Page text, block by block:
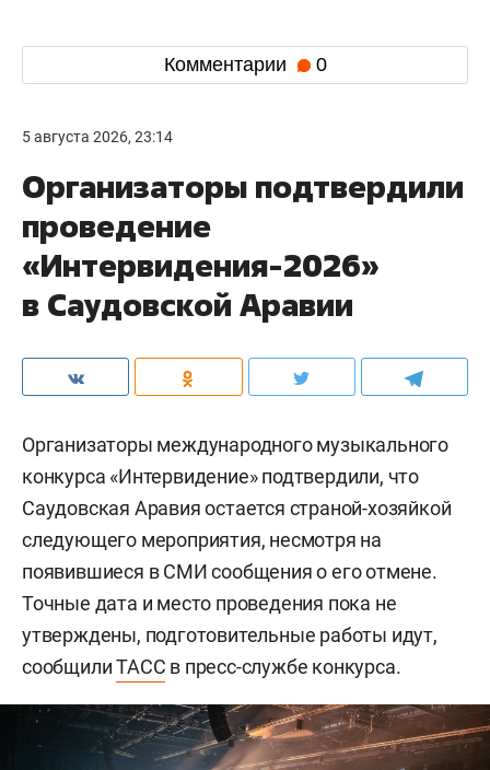
Комментарии 0
5 августа 2026, 23:14
Организаторы подтвердили
проведение
«Интервидения-2026»
в Саудовской Аравии
Организаторы международного музыкального
конкурса «Интервидение» подтвердили, что
Саудовская Аравия остается страной-хозяйкой
следующего мероприятия, несмотря на
появившиеся в СМИ сообщения о его отмене.
Точные дата и место проведения пока не
утверждены, подготовительные работы идут,
сообщилиТАСС в пресс-службе конкурса.